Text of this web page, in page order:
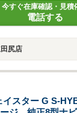
今すぐ在庫確認・見積
電話する
尻店
スター G S-